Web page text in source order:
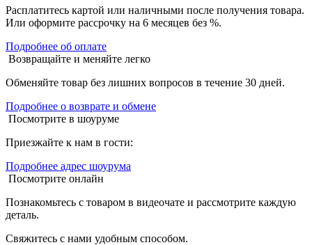
Расплатитесь картой или наличными после получения товара.
Или оформите рассрочку на 6 месяцев без %.
Подробнее об оплате
Возвращайте и меняйте легко
Обменяйте товар без лишних вопросов в течение 30 дней.
Подробнее о возврате и обмене
Посмотрите в шоуруме
Приезжайте к нам в гости:
Подробнее адрес шоурума
Посмотрите онлайн
Познакомьтесь с товаром в видеочате и рассмотрите каждую
деталь.
Свяжитесь с нами удобным способом.